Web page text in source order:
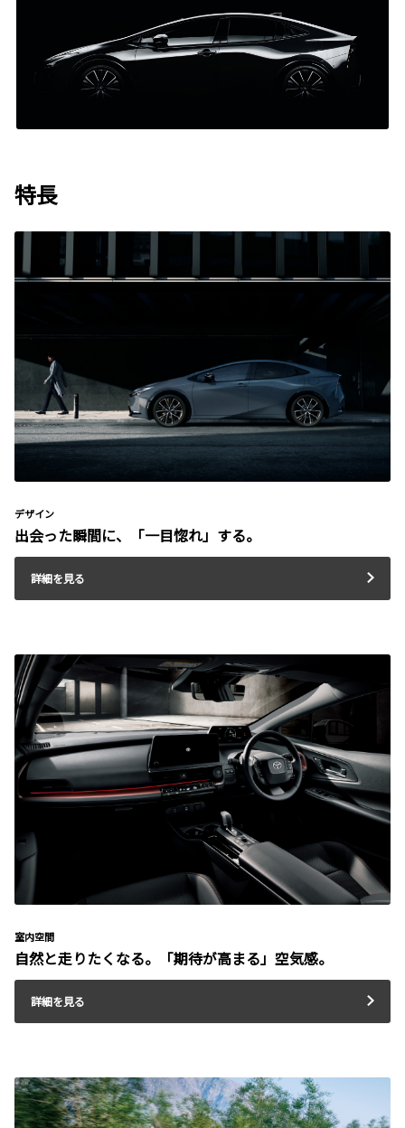
特長
デザイン
出会った瞬間に、「一目惚れ」する。
詳細を見る
室内空間
自然と走りたくなる。「期待が高まる」空気感。
詳細を見る